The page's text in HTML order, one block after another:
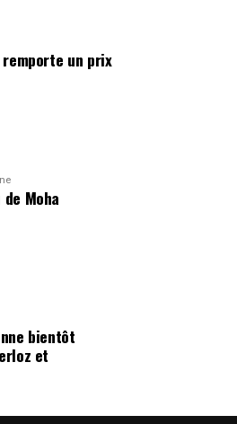
remporte un prix
Moha
bientôt
et